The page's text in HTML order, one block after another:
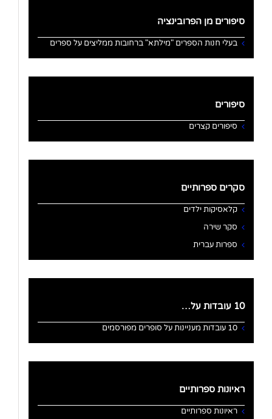
סיפורים מן הפרובינציה
בעלי חנות הספרים "מילתא" ברחובות ממליצים על ספרים
סיפורים
סיפורים קצרים
סקרים ספרותיים
קלאסיקות ילדים
סקר שירה
ספרות עברית
10 עובדות על…
10 עובדות מעניינות על סופרים מפורסמים
ראיונות ספרותיים
ראיונות ספרותיים